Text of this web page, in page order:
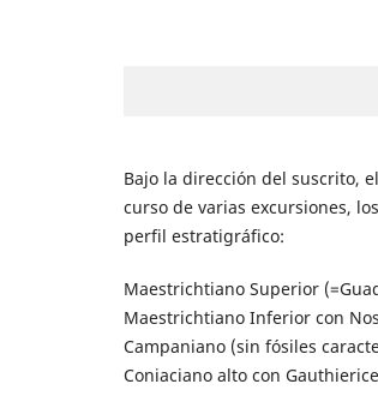
Bajo la dirección del suscrito,
curso de varias excursiones,
perfil estratigráfico:
Maestrichtiano Superior
Maestrichtiano Inferior con
Campaniano (sin fósiles
Coniaciano alto con